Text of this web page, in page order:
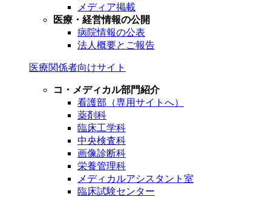
メディア掲載
医療・経営情報の公開
病院情報の公表
法人概要とご報告
医療関係者向けサイト
コ・メディカル部門紹介
看護部（専用サイトへ）
薬剤科
臨床工学科
中央検査科
画像診断科
栄養管理科
メディカルアシスタント室
臨床試験センター